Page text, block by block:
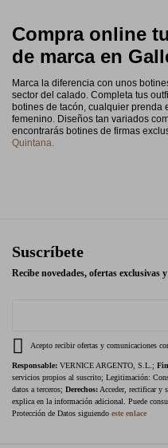
Compra online
de marca en
Marca la diferencia con unos
sector del calado. Completa tus
botines de tacón, cualquier prenda
femenino. Diseños tan variados
encontrarás botines de firmas
Quintana.
Suscríbete
Recibe novedades, ofertas exclusivas
Acepto recibir ofertas y comunicaciones
Responsable: VERNICE ARGENTO, S.L.;
servicios propios al suscrito; Legitimación:
datos a terceros; Derechos: Acceder, rectificar y
explica en la información adicional. Puede
Protección de Datos siguiendo este enlace